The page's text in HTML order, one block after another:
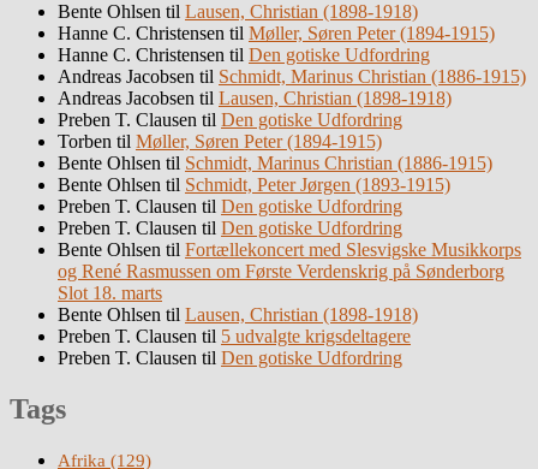
Bente Ohlsen til Lausen, Christian (1898-1918)
Hanne C. Christensen til Møller, Søren Peter (1894-1915)
Hanne C. Christensen til Den gotiske Udfordring
Andreas Jacobsen til Schmidt, Marinus Christian (1886-1915)
Andreas Jacobsen til Lausen, Christian (1898-1918)
Preben T. Clausen til Den gotiske Udfordring
Torben til Møller, Søren Peter (1894-1915)
Bente Ohlsen til Schmidt, Marinus Christian (1886-1915)
Bente Ohlsen til Schmidt, Peter Jørgen (1893-1915)
Preben T. Clausen til Den gotiske Udfordring
Preben T. Clausen til Den gotiske Udfordring
Bente Ohlsen til Fortællekoncert med Slesvigske Musikkorps
og René Rasmussen om Første Verdenskrig på Sønderborg
Slot 18. marts
Bente Ohlsen til Lausen, Christian (1898-1918)
Preben T. Clausen til 5 udvalgte krigsdeltagere
Preben T. Clausen til Den gotiske Udfordring
Tags
Afrika (129)